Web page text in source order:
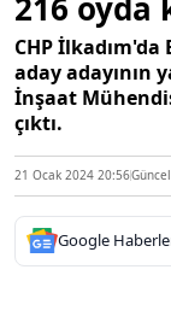
CHP İlkadım'da
aday adayının
İnşaat
çıktı.
21 Ocak 2024 20:56
Google